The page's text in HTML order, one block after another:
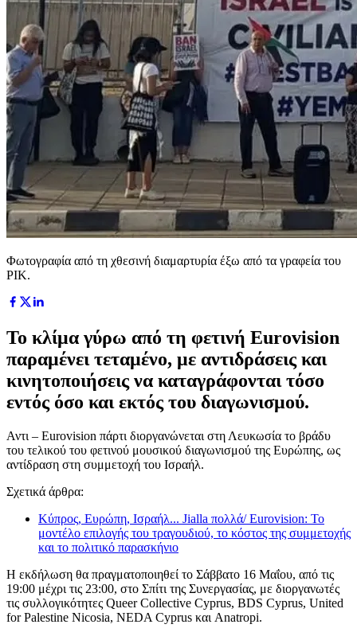
Φωτογραφία από τη χθεσινή διαμαρτυρία έξω από τα γραφεία του
ΡΙΚ.
Το κλίμα γύρω από τη φετινή Eurovision
παραμένει τεταμένο, με αντιδράσεις και
κινητοποιήσεις να καταγράφονται τόσο
εντός όσο και εκτός του διαγωνισμού.
Αντι – Eurovision πάρτι διοργανώνεται στη Λευκωσία το βράδυ
του τελικού του φετινού μουσικού διαγωνισμού της Ευρώπης, ως
αντίδραση στη συμμετοχή του Ισραήλ.
Σχετικά άρθρα:
Κύπρος, Ευρώπη, Ισραήλ... Jialla πολλά/ Eurovision: Το
μοντέλο επιλογής του τραγουδιού, το κόστος της συμμετοχής
και το πολιτικό παρασκήνιο
Η εκδήλωση θα πραγματοποιηθεί το Σάββατο 16 Μαΐου, από τις
19:00 μέχρι τις 23:00, στο Σπίτι της Συνεργασίας, με διοργανωτές
τις συλλογικότητες Queer Collective Cyprus, BDS Cyprus, United
for Palestine Nicosia, NEDA Cyprus και Anatropi.